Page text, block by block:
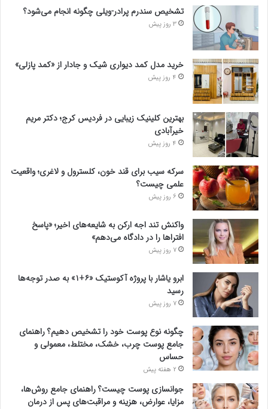
تشخیص سندرم پرادر-ویلی چگونه انجام می‌شود؟
3 روز پیش
خرید مدل کمد دیواری شیک و جادار از «کمد پازلی»
4 روز پیش
بهترین کلینیک زیبایی در فردیس کرج؛ دکتر مریم
خیرآبادی
4 روز پیش
سرکه سیب برای قند خون، کلسترول و لاغری؛ واقعیت
علمی چیست؟
6 روز پیش
واکنش تند اجه ارکن به شایعه‌های اخیر؛ «پاسخ
افتراها را در دادگاه می‌دهم»
7 روز پیش
ابرو یاشار با پروژه آکوستیک «۶+۱» به صدر توجه‌ها
رسید
7 روز پیش
چگونه نوع پوست خود را تشخیص دهیم؟ راهنمای
جامع پوست چرب، خشک، مختلط، معمولی و
حساس
2 هفته پیش
جوانسازی پوست چیست؟ راهنمای جامع روش‌ها،
مزایا، عوارض، هزینه و مراقبت‌های پس از درمان